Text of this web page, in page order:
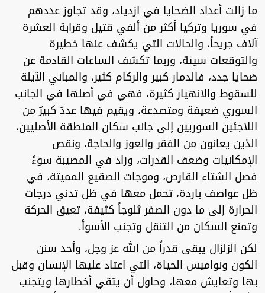
ما زالت أعداد الضحايا في ازدياد، وقد تجاوز عددهم
في سوريا وتركيا أكثر من ألفي قتيل وقرابة العشرة
آلاف جريحاً، والحالات التي يكشف عنها خطيرة
والتوقعات سيئة، وربما تكشف الساعات القادمة عن
ضحايا جدد، فالدمار كبير والركام كثير، والمباني الآيلة
للسقوط والانهيار كثيرة، فهي في أصلها في الجانب
السوري ضعيفة ومتصدعة، ويقيم فيها عددٌ كبيرٌ من
اللاجئين السوريين إلى جانب سكان المنطقة الأصليين،
الذين يعانون من الفقر والعوز والحاجة، ونقص
الإمكانيات وضعف القدرات، وزاد في المصيبة سوءً
فصل الشتاء القارص، وموجات الصقيع المميتة، في
ظل عواصف باردة، تحمل معها في ظل تدني درجات
الحرارة إلى ما دون الصفر ثلوجاً كثيفة، تعيق الحركة
وتمنع السكان من التنقل وتجنب الأسوأ.
لكن الزلزال يبقى قدراً من الله عز وجل، وأحد سنن
الكون ونواميس الحياة، التي اعتاد عليها الإنسان وقبل
بها وتعايش معها، وحاول أن يتقي أخطارها ويتجنب